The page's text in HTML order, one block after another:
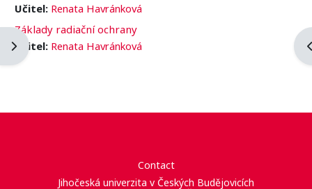
Ouvrir le tiroir des blocs
Učitel: Renata Havránková
Základy radiační ochrany
Učitel: Renata Havránková
Contact
Jihočeská univerzita v Českých Budějovicích